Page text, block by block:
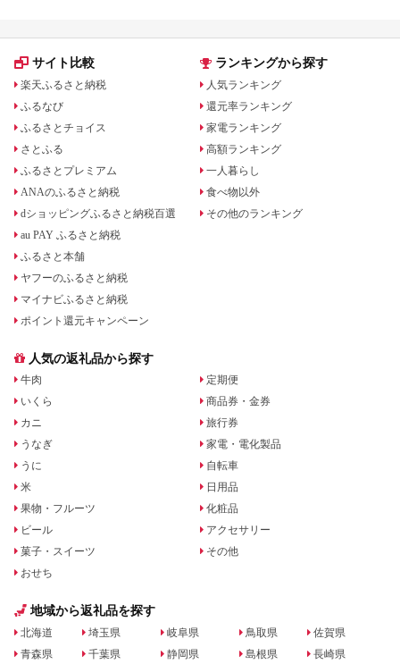
サイト比較
楽天ふるさと納税
ふるなび
ふるさとチョイス
さとふる
ふるさとプレミアム
ANAのふるさと納税
dショッピングふるさと納税百選
au PAY ふるさと納税
ふるさと本舗
ヤフーのふるさと納税
マイナビふるさと納税
ポイント還元キャンペーン
ランキングから探す
人気ランキング
還元率ランキング
家電ランキング
高額ランキング
一人暮らし
食べ物以外
その他のランキング
人気の返礼品から探す
牛肉
いくら
カニ
うなぎ
うに
米
果物・フルーツ
ビール
菓子・スイーツ
おせち
定期便
商品券・金券
旅行券
家電・電化製品
自転車
日用品
化粧品
アクセサリー
その他
地域から返礼品を探す
北海道
青森県
埼玉県
千葉県
岐阜県
静岡県
鳥取県
島根県
佐賀県
長崎県